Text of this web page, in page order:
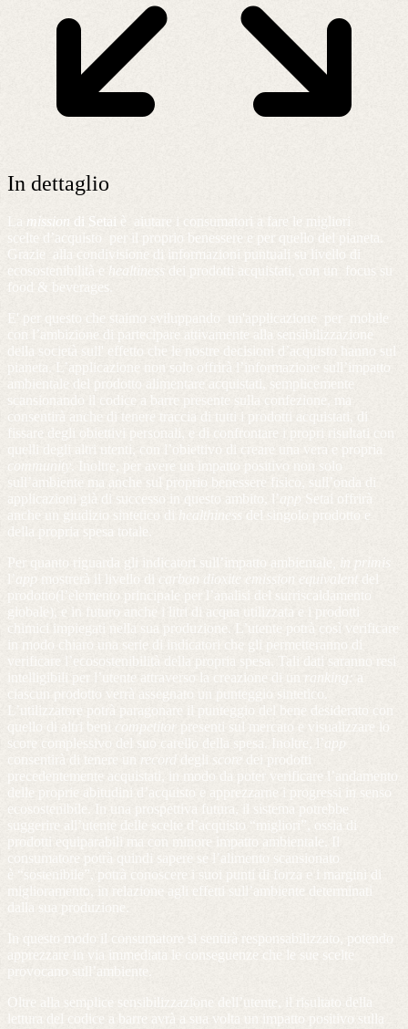
In dettaglio
mission di Setai
è aiutare i consumatori a fare le migliori
scelte d’acquisto per il proprio benessere e per quello del pianeta.
Grazie alla condivisione di informazioni puntuali su livello di
ecosostenibilità e
healtiness
dei prodotti acquistati, con un focus su
food & beverages.
E' per questo che staimo sviluppando un'applicazione per mobile
con l’ambizione di partecipare attivamente alla sensibilizzazione
della società sull' effetto che le nostre decisioni d’acquisto hanno sul
pianeta. L’applicazione non solo offrirà l’informazione sull’impatto
ambientale del prodotto alimentare acquistati, semplicemente
scansionando il codice a barre presente sulla confezione, ma
consentirà anche di tenere traccia di tutti i prodotti acquistati, di
fissare degli obiettivi personali, e di confrontare i propri risultati con
quelli degli altri utenti, con l’obiettivo di creare una vera e propria
community
. Inoltre, per avere un impatto positivo non solo
sull’ambiente ma anche sul proprio benessere fisico, sull’onda di
applicazioni già di successo in questo ambito, l’
Setai offrirà
anche un giudizio sintetico di
healthiness
del singolo prodotto e
della propria spesa totale.
Per quanto riguarda gli indicatori sull’impatto ambientale
, in primis
app mostrerà il livello di carbon dioxite emission equivalent
prodotto(l’elemento principale per l’analisi del surriscaldamento
globale), e in futuro anche i litri di acqua utilizzata e i prodotti
chimici impiegati nella sua produzione. L’utente potrà così verificare
in modo chiaro una serie di indicatori che gli permetteranno di
verificare l’ecosostenibilità della propria spesa. Tali dati saranno resi
intelligibili per l’utente attraverso la creazione di un ranking:
a
ciascun prodotto verrà assegnato un punteggio sintetico.
L’utilizzatore potrà paragonare il punteggio del bene desiderato con
quello di altri beni competitor
presenti sul mercato e visualizzare lo
score complessivo del suo carello della spesa. Inoltre, l’
app
consentirà di tenere un
record degli
dei prodotti
precedentemente acquistati, in modo da poter verificare l’andamento
delle proprie abitudini d’acquisto e apprezzarne i progressi in senso
ecosostenibile. In una prospettiva futura, il sistema potrebbe
suggerire all’utente delle scelte d’acquisto “migliori”, ossia di
prodotti equiparabili ma con minore impatto ambientale. Il
consumatore potrà quindi sapere se l’alimento scansionato
è “sostenibile”, potrà conoscere i suoi punti di forza e i margini di
miglioramento, in relazione agli effetti sull’ambiente determinati
dalla sua produzione.
In questo modo il consumatore si sentirà responsabilizzato, potendo
apprezzare in via immediata le conseguenze che le sue scelte
provocano sull’ambiente.
Oltre alla semplice sensibilizzazione dell’utente, il risultato della
lettura del codice a barre avrà a sua volta un impatto positivo sulla